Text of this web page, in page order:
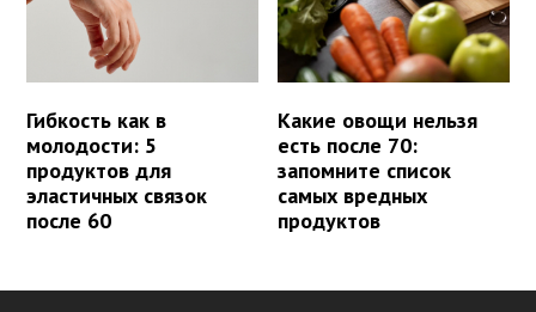
Гибкость как в
молодости: 5
продуктов для
эластичных связок
после 60
Какие овощи нельзя
есть после 70:
запомните список
самых вредных
продуктов